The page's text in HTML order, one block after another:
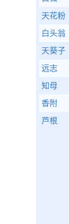
天花粉
白头翁
天葵子
远志
知母
香附
芦根